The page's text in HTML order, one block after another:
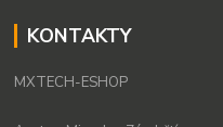
KONTAKTY
MXTECH-ESHOP